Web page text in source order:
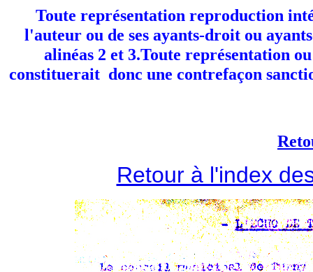
Toute représentation reproduction
l'auteur ou de ses ayants-droit ou
alinéas 2 et 3.Toute représentation
constituerait donc une contrefaçon
Retour à l'index